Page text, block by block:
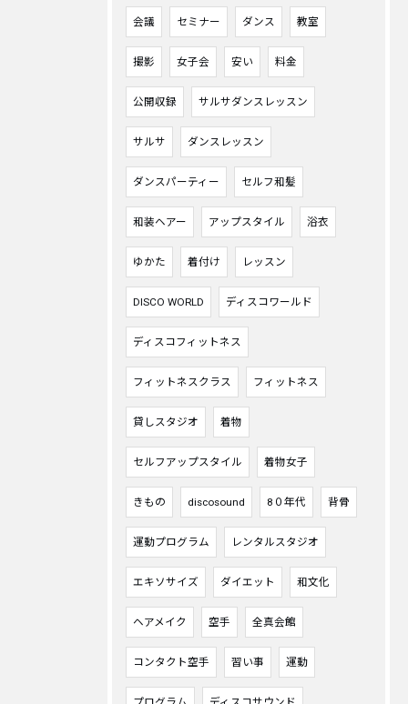
会議 セミナー ダンス 教室
撮影 女子会 安い 料金
公開収録 サルサダンスレッスン
サルサ ダンスレッスン
ダンスパーティー セルフ和髪
和装ヘアー アップスタイル 浴衣
ゆかた 着付け レッスン
DISCO WORLD ディスコワールド
ディスコフィットネス
フィットネスクラス フィットネス
貸しスタジオ 着物
セルフアップスタイル 着物女子
きもの discosound 8０年代 背骨
運動プログラム レンタルスタジオ
エキソサイズ ダイエット 和文化
ヘアメイク 空手 全真会館
コンタクト空手 習い事 運動